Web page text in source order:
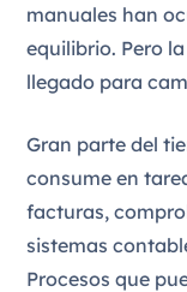
manuales han
equilibrio. Pero
llegado para
Gran parte del
consume en
facturas,
sistemas
Procesos que